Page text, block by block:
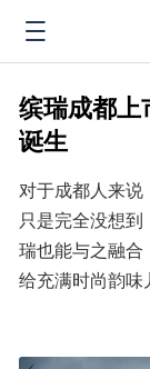
缤瑞成都
诞生
对于成都人来说
只是完全没想
瑞也能与之融
给充满时尚韵味